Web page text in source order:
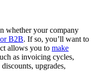
whether your company
B2B. If so, you’ll want to
allows you to make
as invoicing cycles,
upgrades,